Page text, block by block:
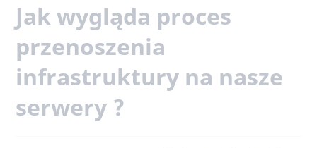
Jak wygląda proces
przenoszenia
infrastruktury na nasze
serwery ?